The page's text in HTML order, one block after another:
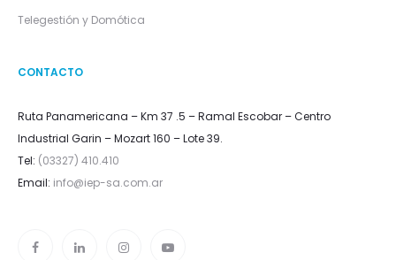
Telegestión y Domótica
CONTACTO
Ruta Panamericana – Km 37 .5 – Ramal Escobar – Centro
Industrial Garin – Mozart 160 – Lote 39.
Tel: (03327) 410.410
Email: info@iep-sa.com.ar